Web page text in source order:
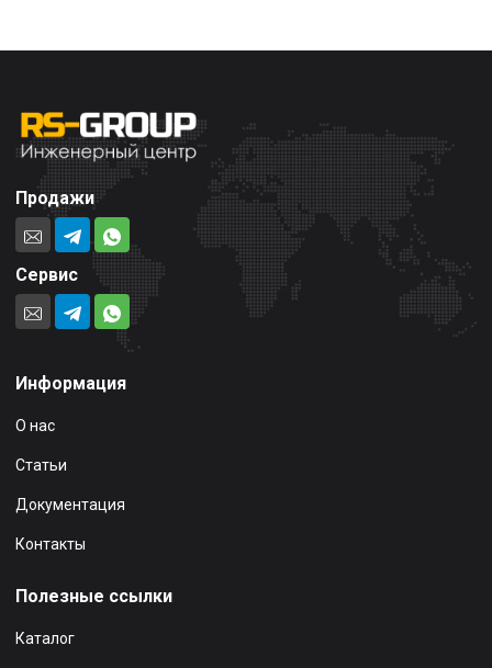
Продажи
Сервис
Информация
О нас
Статьи
Документация
Контакты
Полезные ссылки
Каталог